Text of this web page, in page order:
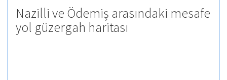
Nazilli ve Ödemiş arasındaki mesafe
yol güzergah haritası